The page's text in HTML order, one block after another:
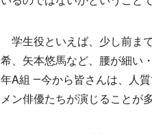
学生役といえば、少し前ま
希、矢本悠馬など、腰が細い
年A組 ―今から皆さんは、人
メン俳優たちが演じることが